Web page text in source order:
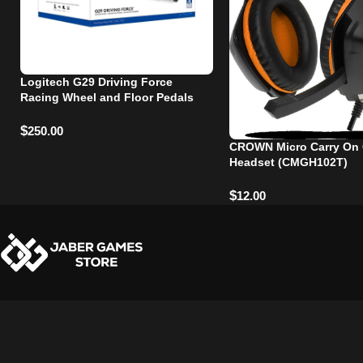
Logitech G29 Driving Force
Racing Wheel and Floor Pedals
$250.00
CROWN Micro Carry On
Headset (CMGH102T)
$12.00